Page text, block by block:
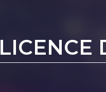
LICENCE